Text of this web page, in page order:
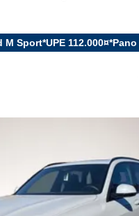
M Sport*UPE 112.000¤*Pano